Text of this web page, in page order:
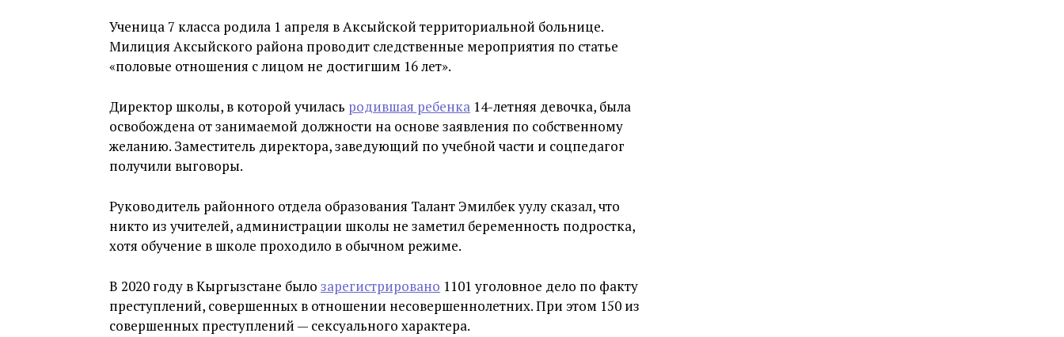
Ученица 7 класса родила 1 апреля в Аксыйской территориальной больнице.
Милиция Аксыйского района проводит следственные мероприятия по статье
«половые отношения с лицом не достигшим 16 лет».
Директор школы, в которой училась родившая ребенка 14-летняя девочка, была
освобождена от занимаемой должности на основе заявления по собственному
желанию. Заместитель директора, заведующий по учебной части и соцпедагог
получили выговоры.
Руководитель районного отдела образования Талант Эмилбек уулу сказал, что
никто из учителей, администрации школы не заметил беременность подростка,
хотя обучение в школе проходило в обычном режиме.
В 2020 году в Кыргызстане было зарегистрировано 1101 уголовное дело по факту
преступлений, совершенных в отношении несовершеннолетних. При этом 150 из
совершенных преступлений — сексуального характера.